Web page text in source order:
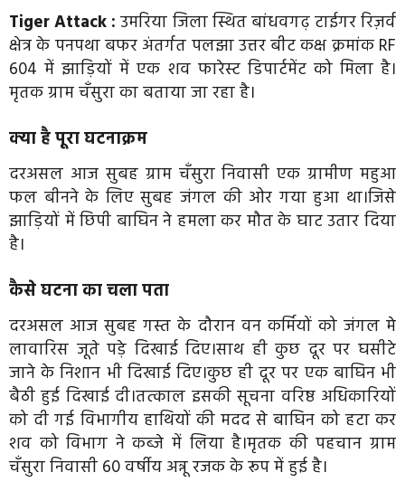
Tiger Attack : उमरिया जिला स्थित बांधवगढ़ टाईगर रिज़र्व
क्षेत्र के पनपथा बफर अंतर्गत पलझा उत्तर बीट कक्ष क्रमांक RF
604 में झाड़ियों में एक शव फारेस्ट डिपार्टमेंट को मिला है।
मृतक ग्राम चँसुरा का बताया जा रहा है।
क्या है पूरा घटनाक्रम
दरअसल आज सुबह ग्राम चँसुरा निवासी एक ग्रामीण महुआ
फल बीनने के लिए सुबह जंगल की ओर गया हुआ था।जिसे
झाड़ियों में छिपी बाघिन ने हमला कर मौत के घाट उतार दिया
है।
कैसे घटना का चला पता
दरअसल आज सुबह गस्त के दौरान वन कर्मियों को जंगल मे
लावारिस जूते पड़े दिखाई दिए।साथ ही कुछ दूर पर घसीटे
जाने के निशान भी दिखाई दिए।कुछ ही दूर पर एक बाघिन भी
बैठी हुई दिखाई दी।तत्काल इसकी सूचना वरिष्ठ अधिकारियों
को दी गई विभागीय हाथियों की मदद से बाघिन को हटा कर
शव को विभाग ने कब्जे में लिया है।मृतक की पहचान ग्राम
चँसुरा निवासी 60 वर्षीय अन्नू रजक के रूप में हुई है।